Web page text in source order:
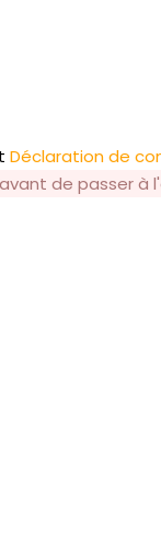
Déclaration de
de passer à